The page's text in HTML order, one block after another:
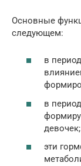
Основные
следующем:
в
в
девочек;
эти